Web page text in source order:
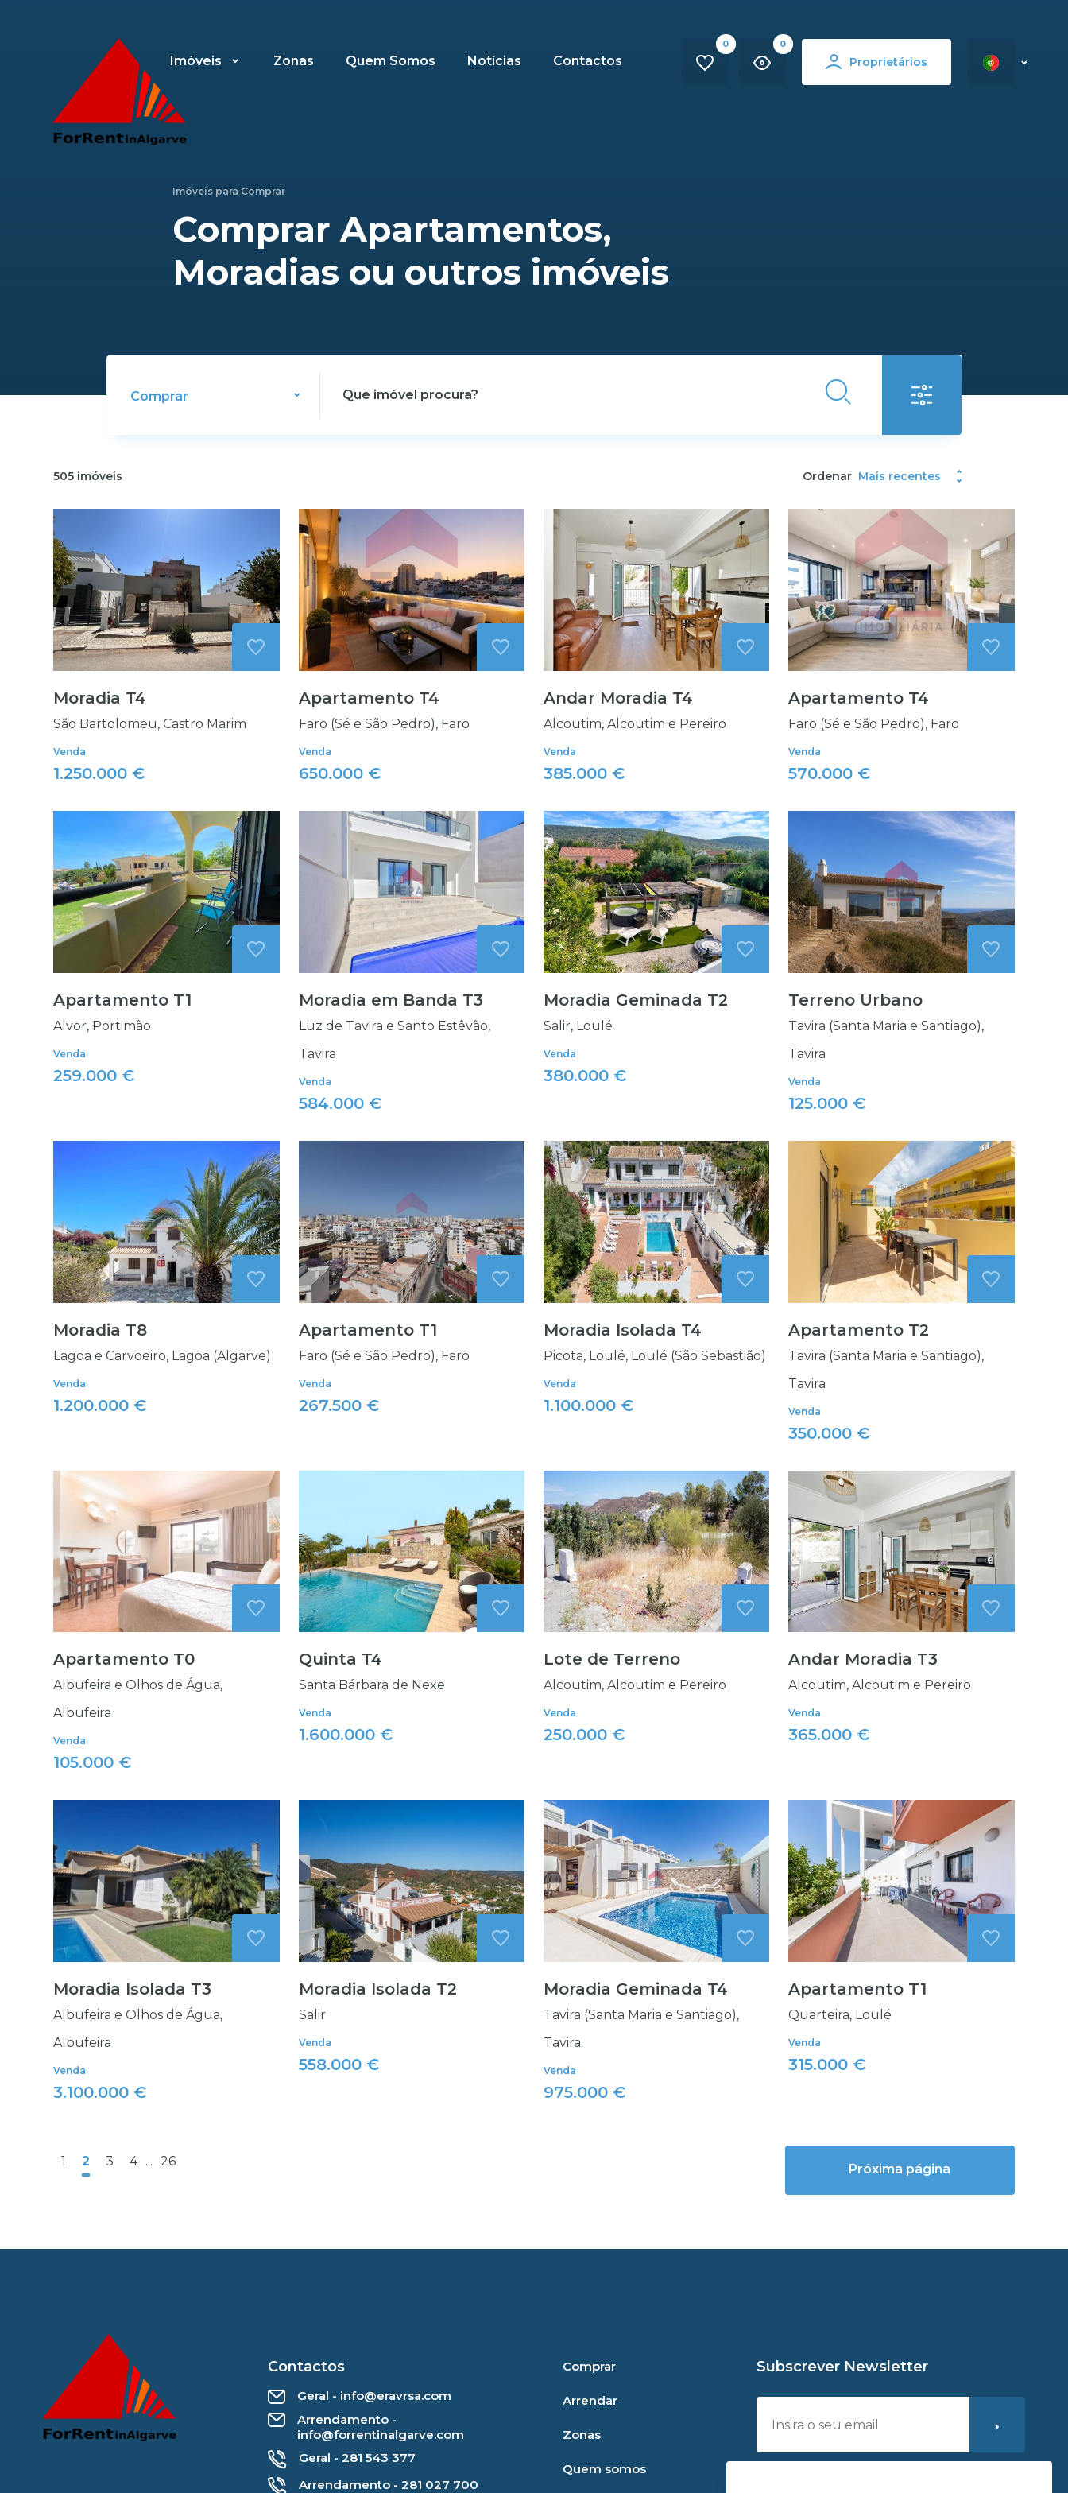
Imóveis Zonas Quem Somos Notícias Contactos
0 0
Proprietários
Imóveis para Comprar
Comprar Apartamentos,
Moradias ou outros imóveis
Comprar
505 imóveis Ordenar Mais recentes
Moradia T4
São Bartolomeu, Castro Marim
Venda
1.250.000 €
Apartamento T4
Faro (Sé e São Pedro), Faro
Venda
650.000 €
Andar Moradia T4
Alcoutim, Alcoutim e Pereiro
Venda
385.000 €
Apartamento T4
Faro (Sé e São Pedro), Faro
Venda
570.000 €
Apartamento T1
Alvor, Portimão
Venda
259.000 €
Moradia em Banda T3
Luz de Tavira e Santo Estêvão,
Tavira
Venda
584.000 €
Moradia Geminada T2
Salir, Loulé
Venda
380.000 €
Terreno Urbano
Tavira (Santa Maria e Santiago),
Tavira
Venda
125.000 €
Moradia T8
Lagoa e Carvoeiro, Lagoa (Algarve)
Venda
1.200.000 €
Apartamento T1
Faro (Sé e São Pedro), Faro
Venda
267.500 €
Moradia Isolada T4
Picota, Loulé, Loulé (São Sebastião)
Venda
1.100.000 €
Apartamento T2
Tavira (Santa Maria e Santiago),
Tavira
Venda
350.000 €
Apartamento T0
Albufeira e Olhos de Água,
Albufeira
Venda
105.000 €
Quinta T4
Santa Bárbara de Nexe
Venda
1.600.000 €
Lote de Terreno
Alcoutim, Alcoutim e Pereiro
Venda
250.000 €
Andar Moradia T3
Alcoutim, Alcoutim e Pereiro
Venda
365.000 €
Moradia Isolada T3
Albufeira e Olhos de Água,
Albufeira
Venda
3.100.000 €
Moradia Isolada T2
Salir
Venda
558.000 €
Moradia Geminada T4
Tavira (Santa Maria e Santiago),
Tavira
Venda
975.000 €
Apartamento T1
Quarteira, Loulé
Venda
315.000 €
1 2 3 4 ... 26
Próxima página
Contactos
Geral - info@eravrsa.com
Arrendamento -
info@forrentinalgarve.com
Geral - 281 543 377
Arrendamento - 281 027 700
Comprar
Arrendar
Zonas
Quem somos
Subscrever Newsletter